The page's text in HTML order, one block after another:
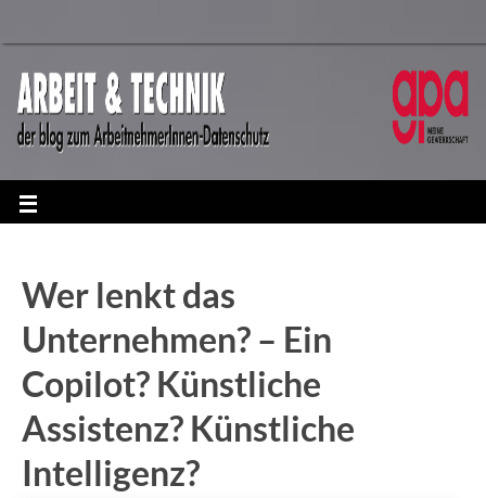
Wer lenkt das
Unternehmen? – Ein
Copilot? Künstliche
Assistenz? Künstliche
Intelligenz?